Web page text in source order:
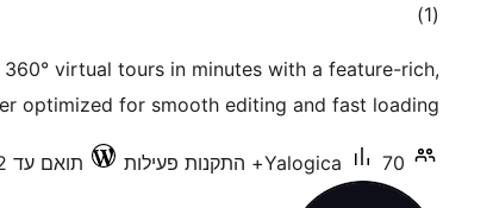
(1 דרוגים)
virtual tours in minutes with a feature-rich,
optimized for smooth editing and fast loading.
Yalogica 70+ התקנות פעילות תואם עד 7.0.2